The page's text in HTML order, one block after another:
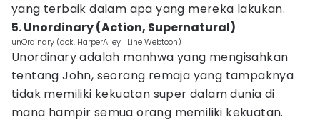
yang terbaik dalam apa yang mereka lakukan.
5. Unordinary (Action, Supernatural)
unOrdinary (dok. ‎HarperAlley | Line Webtoon)
Unordinary adalah manhwa yang mengisahkan
tentang John, seorang remaja yang tampaknya
tidak memiliki kekuatan super dalam dunia di
mana hampir semua orang memiliki kekuatan.